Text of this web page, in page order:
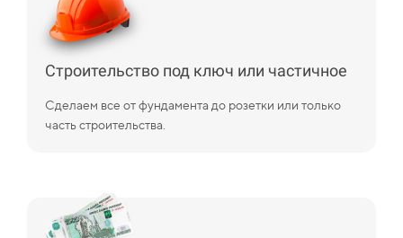
Строительство под ключ или частичное
Сделаем все от фундамента до розетки или только
часть строительства.